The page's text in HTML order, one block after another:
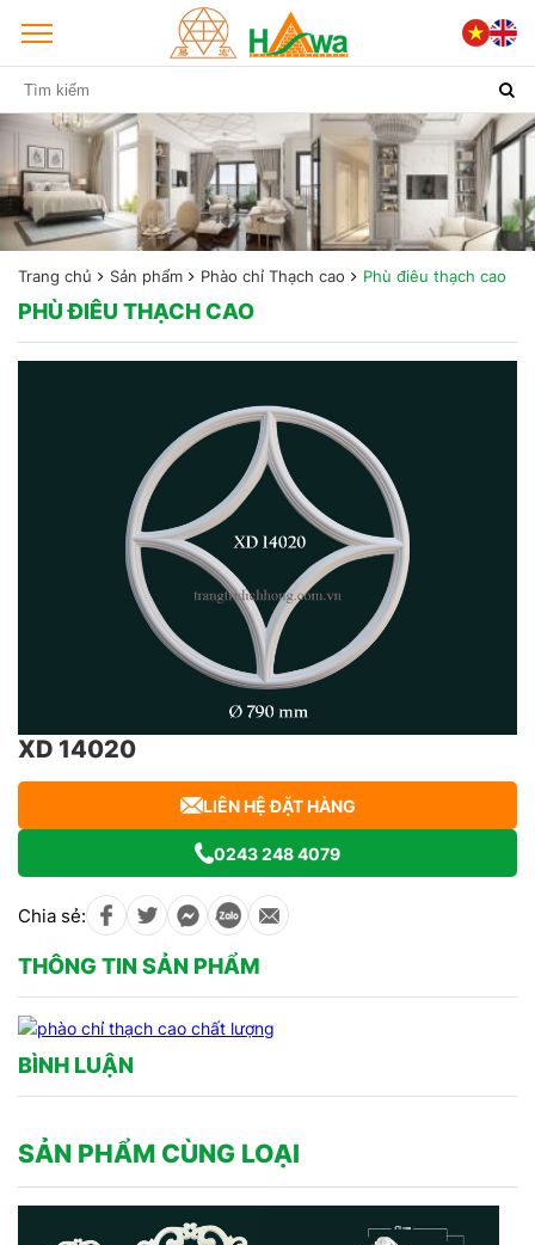
Trang chủ Sản phẩm Phào chỉ Thạch cao Phù điêu thạch cao
PHÙ ĐIÊU THẠCH CAO
XD 14020
LIÊN HỆ ĐẶT HÀNG
0243 248 4079
Chia sẻ:
THÔNG TIN SẢN PHẨM
BÌNH LUẬN
SẢN PHẨM CÙNG LOẠI